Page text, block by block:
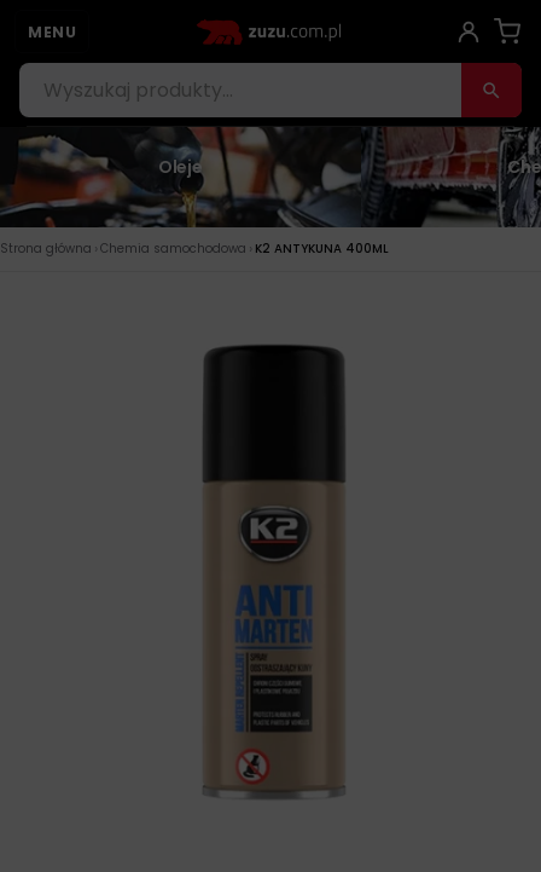
MENU
Oleje
Strona główna › Chemia samochodowa › K2 ANTYKUNA 400ML